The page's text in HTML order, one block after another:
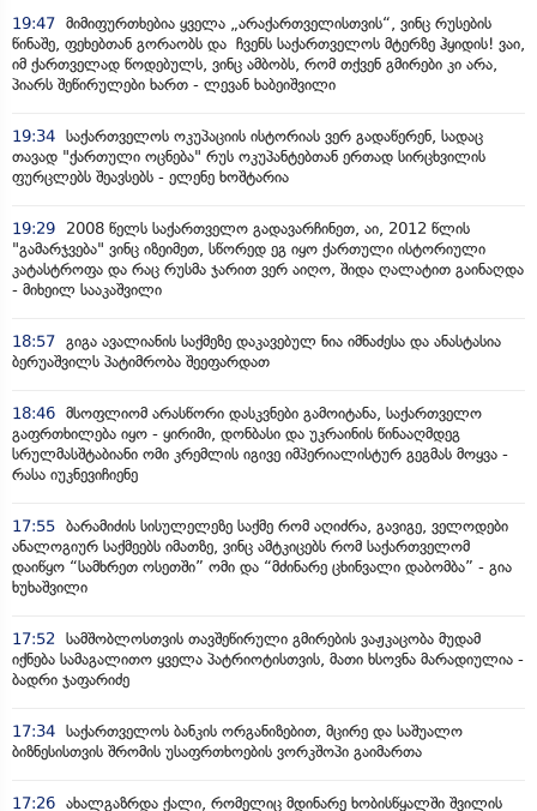
19:47 მიმიფურთხებია ყველა „არაქართველისთვის“, ვინც რუსების
წინაშე, ფეხებთან გორაობს და ჩვენს საქართველოს მტერზე ჰყიდის! ვაი,
იმ ქართველად წოდებულს, ვინც ამბობს, რომ თქვენ გმირები კი არა,
პიარს შეწირულები ხართ - ლევან ხაბეიშვილი
19:34 საქართველოს ოკუპაციის ისტორიას ვერ გადაწერენ, სადაც
თავად "ქართული ოცნება" რუს ოკუპანტებთან ერთად სირცხვილის
ფურცლებს შეავსებს - ელენე ხოშტარია
19:29
2008 წელს საქართველო გადავარჩინეთ, აი, 2012 წლის
"გამარჯვება" ვინც იზეიმეთ, სწორედ ეგ იყო ქართული ისტორიული
კატასტროფა და რაც რუსმა ჯარით ვერ აიღო, შიდა ღალატით გაინაღდა
- მიხეილ სააკაშვილი
18:57 გიგა ავალიანის საქმეზე დაკავებულ ნია იმნაძესა და ანასტასია
ბერუაშვილს პატიმრობა შეეფარდათ
18:46 მსოფლიომ არასწორი დასკვნები გამოიტანა, საქართველო
გაფრთხილება იყო - ყირიმი, დონბასი და უკრაინის წინააღმდეგ
სრულმასშტაბიანი ომი კრემლის იგივე იმპერიალისტურ გეგმას მოყვა -
რასა იუკნევიჩიენე
17:55 ბარამიძის სისულელეზე საქმე რომ აღიძრა, გავიგე, ველოდები
ანალოგიურ საქმეებს იმათზე, ვინც ამტკიცებს რომ საქართველომ
დაიწყო “სამხრეთ ოსეთში” ომი და “მძინარე ცხინვალი დაბომბა” - გია
ხუხაშვილი
17:52 სამშობლოსთვის თავშეწირული გმირების ვაჟკაცობა მუდამ
იქნება სამაგალითო ყველა პატრიოტისთვის, მათი ხსოვნა მარადიულია -
ბადრი ჯაფარიძე
17:34 საქართველოს ბანკის ორგანიზებით, მცირე და საშუალო
ბიზნესისთვის შრომის უსაფრთხოების ვორკშოპი გაიმართა
17:26 ახალგაზრდა ქალი, რომელიც მდინარე ხობისწყალში შვილის